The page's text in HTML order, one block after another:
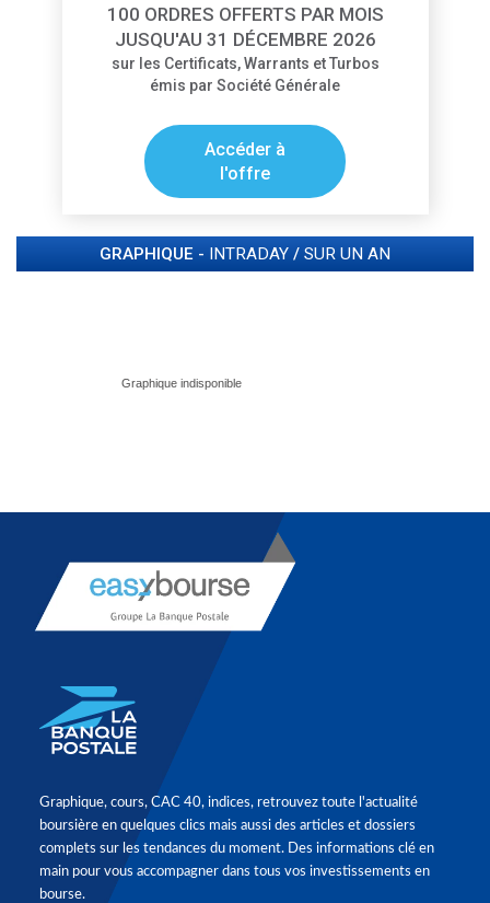
100 ORDRES OFFERTS PAR MOIS
JUSQU'AU 31 DÉCEMBRE 2026
sur les Certificats, Warrants et Turbos
émis par Société Générale
Accéder à
l'offre
GRAPHIQUE - INTRADAY / SUR UN AN
Graphique, cours, CAC 40, indices, retrouvez toute l'actualité
boursière en quelques clics mais aussi des articles et dossiers
complets sur les tendances du moment. Des informations clé en
main pour vous accompagner dans tous vos investissements en
bourse.